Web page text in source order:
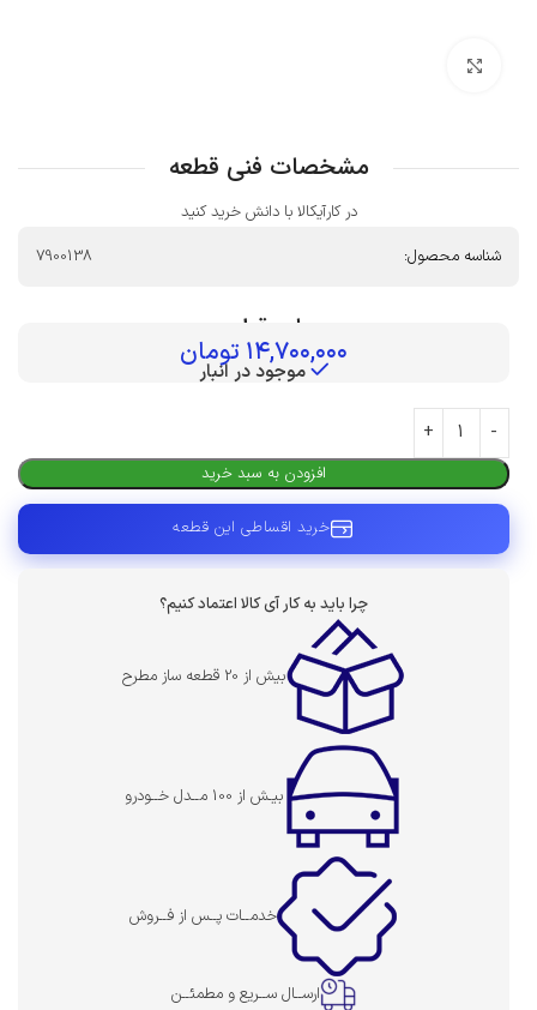
مشخصات فنی قطعه
در کارآیکالا با دانش خرید کنید
شناسه محصول:
7900138
بهای قطعه :
۱۴,۷۰۰,۰۰۰ تومان
موجود در انبار
افزودن به سبد خرید
خرید اقساطی این قطعه
چرا باید به کار آی کالا اعتماد کنیم؟
بیش از 20 قطعه ساز مطرح
بیـش از 100 مــدل خــودرو
خدمــات پــس از فــروش
ارســال ســریع و مطمئــن